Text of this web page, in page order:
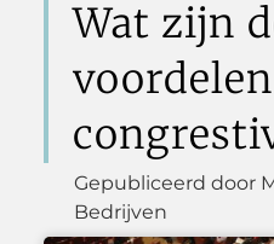
Wat zijn
Gepubliceerd door
Bedrijven